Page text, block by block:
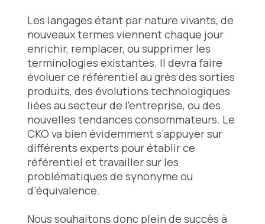
Les langages étant par nature vivants, de
nouveaux termes viennent chaque jour
enrichir, remplacer, ou supprimer les
terminologies existantes. Il devra faire
évoluer ce référentiel au grès des sorties
produits, des évolutions technologiques
liées au secteur de l’entreprise, ou des
nouvelles tendances consommateurs. Le
CKO va bien évidemment s’appuyer sur
différents experts pour établir ce
référentiel et travailler sur les
problématiques de synonyme ou
d’équivalence.
Nous souhaitons donc plein de succès à